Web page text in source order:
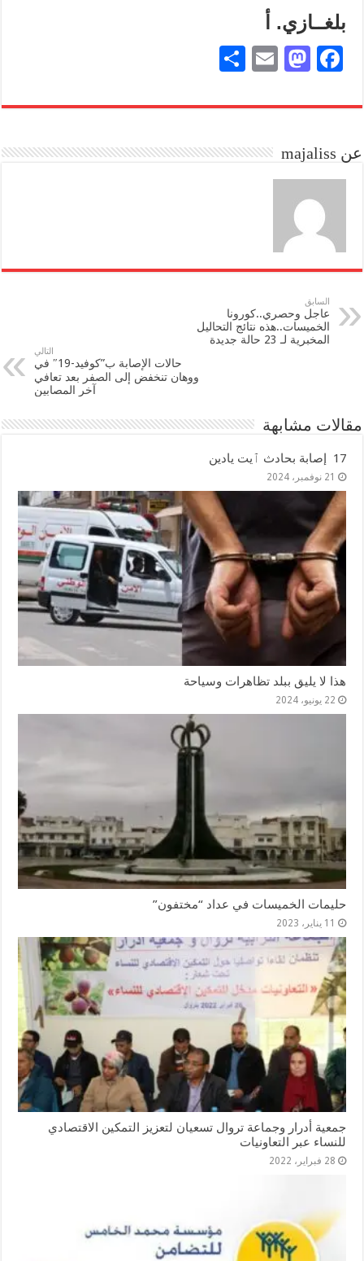
بلغــازي. أ
Fa
bo
M
to
n
E
ail
re
عن majaliss
السابق
عاجل وحصري..كورونا
الخميسات..هذه نتائج التحاليل
المخبرية لـ 23 حالة جديدة
التالي
حالات الإصابة ب”كوفيد-19″ في
ووهان تنخفض إلى الصفر بعد تعافي
آخر المصابين
مقالات مشابهة
17 إصابة بحادث ٱيت يادين
21 نوفمبر، 2024
هذا لا يليق ببلد تظاهرات وسياحة
22 يونيو، 2024
حليمات الخميسات في عداد “مختفون”
11 يناير، 2023
جمعية أدرار وجماعة تروال تسعيان لتعزيز التمكين الاقتصادي
للنساء عبر التعاونيات
28 فبراير، 2022